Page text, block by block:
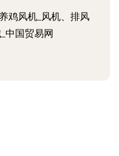
鸡风机_风机、排风
中国贸易网